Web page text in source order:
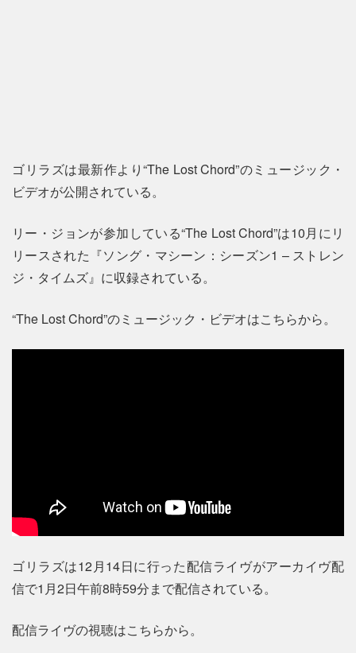
ゴリラズは最新作より“The Lost Chord”のミュージック・
ビデオが公開されている。
リー・ジョンが参加している“The Lost Chord”は10月にリ
リースされた『ソング・マシーン：シーズン1 – ストレン
ジ・タイムズ』に収録されている。
“The Lost Chord”のミュージック・ビデオはこちらから。
ゴリラズは12月14日に行った配信ライヴがアーカイヴ配
信で1月2日午前8時59分まで配信されている。
配信ライヴの視聴はこちらから。